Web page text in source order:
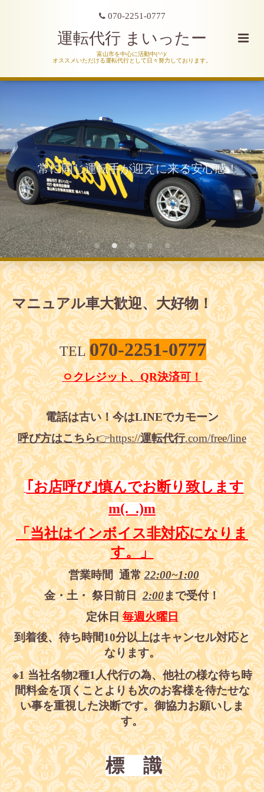
070-2251-0777
運転代行 まいったー
富山市を中心に活動中(^^)/
オススメいただける運転代行として日々努力しております。
常に同じ運転手が迎えに来る安心感！
マニュアル車大歓迎、大好物！
TEL 070-2251-0777
ㅇクレジット、QR決済可！
電話は古い！今はLINEでカモーン
呼び方はこちら👉https://運転代行.com/free/line
｢お店呼び｣慎んでお断り致します
m(._.)m
「当社はインボイス非対応になりま
す。」
営業時間 通常 22:00~1:00
金・土・ 祭日前日 2:00まで受付！
定休日 毎週火曜日
到着後、待ち時間10分以上はキャンセル対応と
なります。
※1当社名物2種1人代行の為、他社の様な待ち時
間料金を頂くことよりも次のお客様を待たせな
い事を重視した決断です。御協力お願いしま
す。
標 識